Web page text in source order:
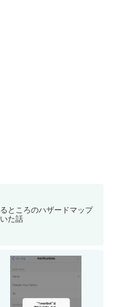
ところのハザードマップ
た話